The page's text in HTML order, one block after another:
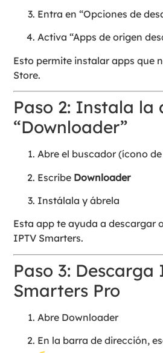
Entra en “Opciones de
Activa “Apps de origen
Esto permite instalar apps que
Store.
Paso 2: Instala la
“Downloader”
Abre el buscador (ícono
Escribe Downloader
Instálala y ábrela
Esta app te ayuda a descargar
IPTV Smarters.
Paso 3: Descarga
Smarters Pro
Abre Downloader
En la barra de dirección,